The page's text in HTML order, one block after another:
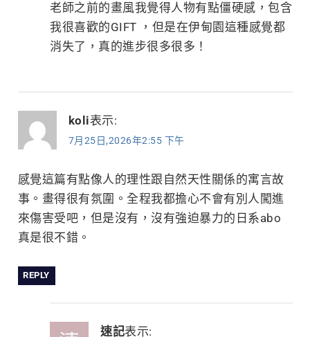
老師之前的畫風我覺得人物有點僵硬感，包含
我很喜歡的GIFT ，但是在伊甸園這種感覺都
消失了，真的進步很多很多！
koli表示:
7月25日,2026年2:55 下午
感覺這篇有點像人的理性跟自然天性關係的寓言故
事。畫得很有氛圍。全程我都擔心不會有別人闖進
來傷害受吧，但是沒有，沒有強迫暴力的日系abo
真是很不錯。
REPLY
速記表示: